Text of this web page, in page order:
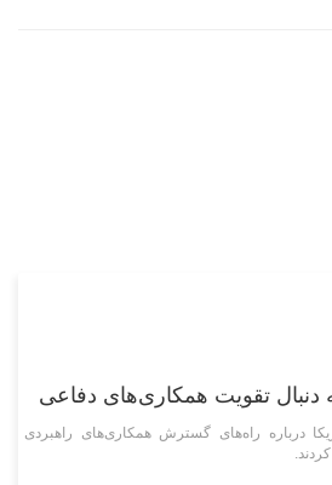
دنبال تقویت همکاری‌های دفاعی
درباره راه‌های گسترش همکاری‌های راهبردی